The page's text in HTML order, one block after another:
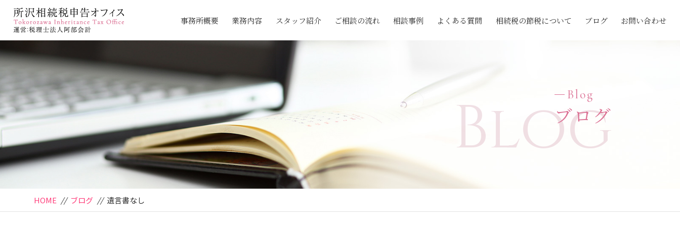
事務所概要 業務内容 スタッフ紹介 ご相談の流れ 相談事例 よくある質問 相続税の節税について ブログ お問い合わせ
Blog
ブログ
Blog
HOME // ブログ // 遺言書なし